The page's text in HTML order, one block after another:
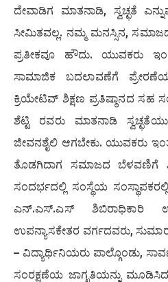
ದೇವಾಡಿಗ ಮಾತನಾಡಿ, ಸ್ವಚ್ಛತೆ
ಸೀಮಿತವಲ್ಲ. ನಮ್ಮ ಮನಸ್ಸಿನ,
ಪ್ರತೀಕವೂ ಹೌದು. ಯುವಕರು
ಸಾಮಾಜಿಕ ಬದಲಾವಣೆಗೆ
ಕ್ರಿಯೇಟಿವ್ ಶಿಕ್ಷಣ ಪ್ರತಿಷ್ಠಾನದ ಸಹ
ಶೆಟ್ಟಿ ರವರು ಮಾತನಾಡಿ
ಜೀವನಶೈಲಿ ಆಗಬೇಕು. ಯುವಕರು
ತೊಡಗಿದಾಗ ಸಮಾಜದ ಬೆಳವಣಿಗೆ
ಸಂದರ್ಭದಲ್ಲಿ ಸಂಸ್ಥೆಯ
ಎನ್.ಎಸ್.ಎಸ್ ಶಿಬಿರಾಧಿಕಾರಿ
ಉಪನ್ಯಾಸಕೇತರ ವರ್ಗದವರು,
– ವಿದ್ಯಾರ್ಥಿನಿಯರು ಪಾಲ್ಗೊಂಡು,
ಸಂರಕ್ಷಣೆಯ ಜಾಗೃತಿಯನ್ನು